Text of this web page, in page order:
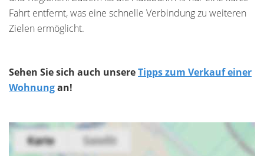
Fahrt entfernt, was eine schnelle Verbindung zu weiteren
Zielen ermöglicht.
Sehen Sie sich auch unsereTipps zum Verkauf einer
Wohnungan!